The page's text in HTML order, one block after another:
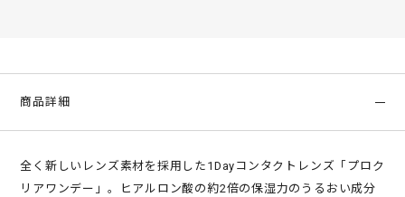
商品詳細
全く新しいレンズ素材を採用した1Dayコンタクトレンズ「プロク
リアワンデー」。ヒアルロン酸の約2倍の保湿力のうるおい成分